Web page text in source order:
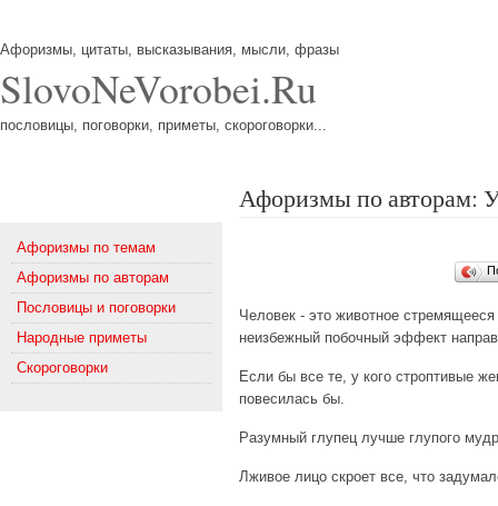
Афоризмы, цитаты, высказывания, мысли, фразы
SlovoNeVorobei.Ru
пословицы, поговорки, приметы, скороговорки...
Афоризмы по темам
Афоризмы по авторам
Пословицы и поговорки
Народные приметы
Скороговорки
Афоризмы по авторам:
Человек - это животное
неизбежный побочный эффект
Если бы все те, у кого строптивые
повесилась бы.
Разумный глупец лучше глупого
Лживое лицо скроет все, что